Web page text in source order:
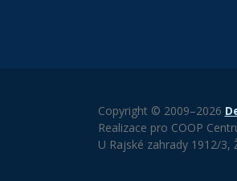
Copyright © 2009–2026
Realizace pro COOP
U Rajské zahrady 1912/3,